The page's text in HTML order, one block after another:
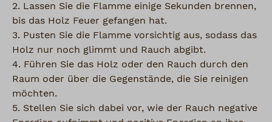
2. Lassen Sie die Flamme einige Sekunden brennen,
bis das Holz Feuer gefangen hat.
3. Pusten Sie die Flamme vorsichtig aus, sodass das
Holz nur noch glimmt und Rauch abgibt.
4. Führen Sie das Holz oder den Rauch durch den
Raum oder über die Gegenstände, die Sie reinigen
möchten.
5. Stellen Sie sich dabei vor, wie der Rauch negative